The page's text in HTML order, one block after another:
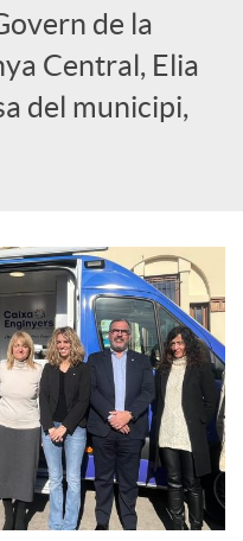
de la
Central, Elia
del municipi,